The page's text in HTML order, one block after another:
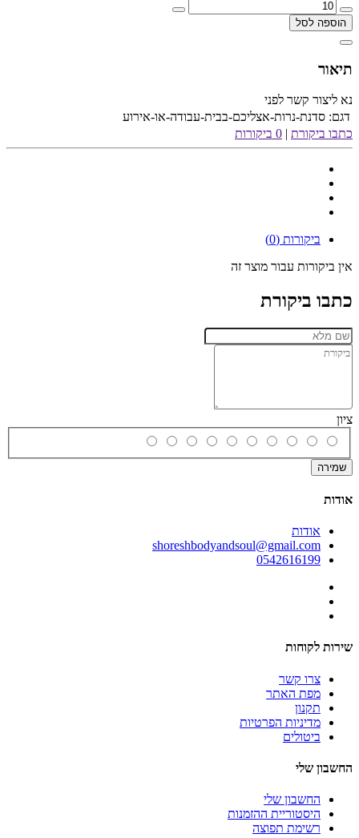
הוספה לסל
תיאור
נא ליצור קשר לפני
דגם: סדנת-נרות-אצליכם-בבית-עבודה-או-אירוע
כתבו ביקורת | 0 ביקורות
ביקורות (0)
אין ביקורות עבור מוצר זה
כתבו ביקורת
ציון
שמירה
אודות
אודות
shoreshbodyandsoul@gmail.com
0542616199
שירות לקוחות
צרו קשר
מפת האתר
תקנון
מדיניות הפרטיות
ביטולים
החשבון שלי
החשבון שלי
היסטוריית ההזמנות
רשימת תפוצה